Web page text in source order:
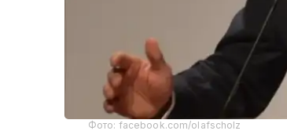
Фото: facebook.com/olafscholz